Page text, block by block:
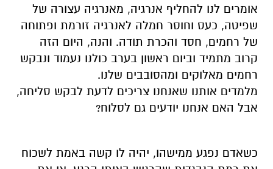
אומרים לנו להחליף אנרגיה, מאנרגיה עצורה של
שפיטה, כעס וחוסר חמלה לאנרגיה זורמת ופתוחה
של רחמים, חסד והכרת תודה. והנה, היום הזה
קרוב מתמיד וביום ראשון בערב כולנו נעמוד ונבקש
רחמים מאלוקים ומהסובבים שלנו.
מלמדים אותנו שאנחנו צריכים לדעת לבקש סליחה,
אבל האם אנחנו יודעים גם לסלוח?
כשאדם נפגע ממישהו, יהיה לו קשה באמת לשכוח